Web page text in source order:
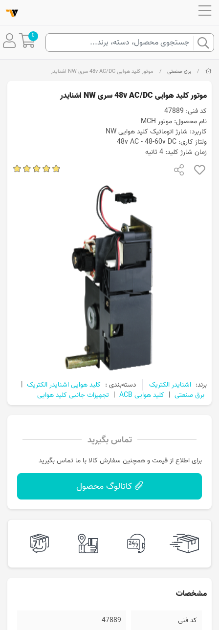
0
/ برق صنعتی / موتور کلید هوایی 48v AC/DC سری NW اشنایدر
موتور کلید هوایی 48v AC/DC سری NW اشنایدر
کد فنی: 47889
نام محصول: موتور MCH
کاربرد: شارژ اتوماتیک کلید هوایی NW
ولتاژ کاری: 48v AC - 48-60v DC
زمان شارژ کلید: 4 ثانیه
برند: اشنایدر الکتریک دسته‌بندی : کلید هوایی اشنایدر الکتریک |
برق صنعتی | کلید هوایی ACB | تجهیزات جانبی کلید هوایی
تماس بگیرید
برای اطلاع از قیمت و همچنین سفارش کالا با ما تماس بگیرید
کاتالوگ محصول
مشخصات
کد فنی 47889